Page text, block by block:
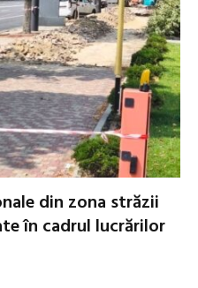
din zona străzii
în cadrul lucrărilor